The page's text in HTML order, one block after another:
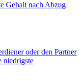
Gehalt nach Abzug
oder den Partner
niedrigste